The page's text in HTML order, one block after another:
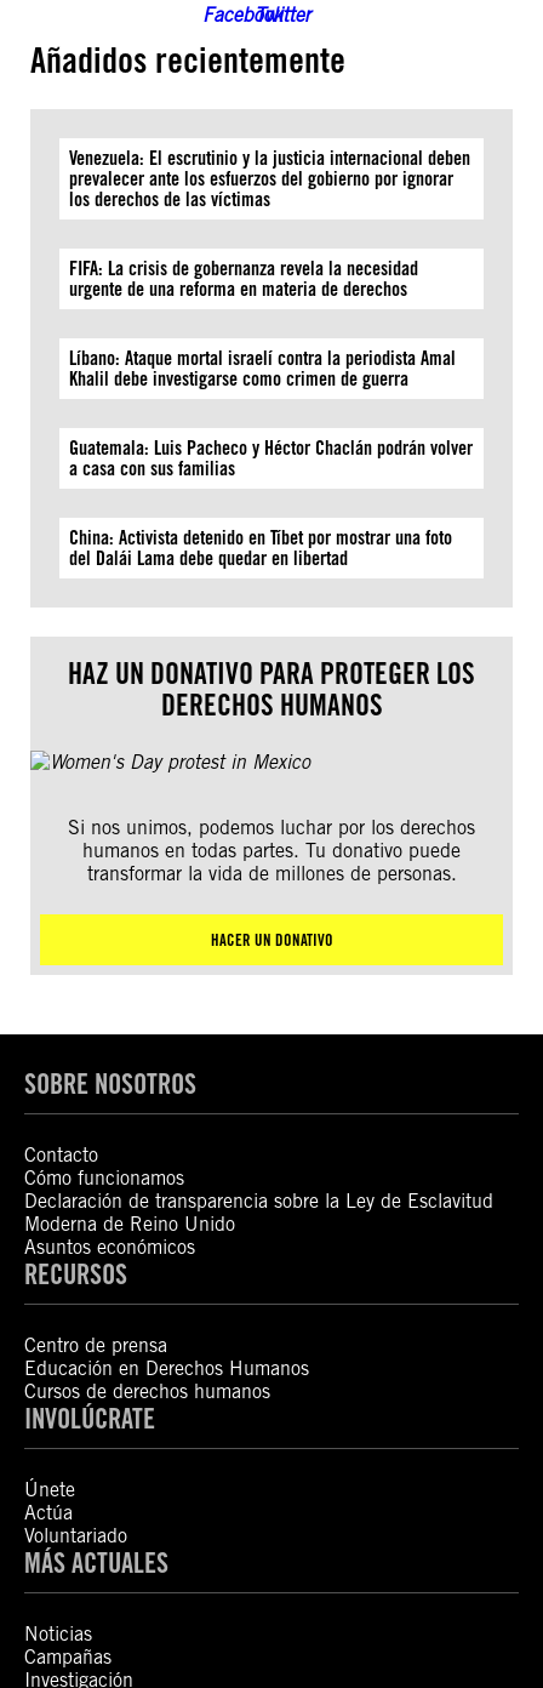
Añadidos recientemente
Venezuela: El escrutinio y la justicia internacional deben
prevalecer ante los esfuerzos del gobierno por ignorar
los derechos de las víctimas
FIFA: La crisis de gobernanza revela la necesidad
urgente de una reforma en materia de derechos
Líbano: Ataque mortal israelí contra la periodista Amal
Khalil debe investigarse como crimen de guerra
Guatemala: Luis Pacheco y Héctor Chaclán podrán volver
a casa con sus familias
China: Activista detenido en Tíbet por mostrar una foto
del Dalái Lama debe quedar en libertad
HAZ UN DONATIVO PARA PROTEGER LOS
DERECHOS HUMANOS
Si nos unimos, podemos luchar por los derechos
humanos en todas partes. Tu donativo puede
transformar la vida de millones de personas.
HACER UN DONATIVO
SOBRE NOSOTROS
Contacto
Cómo funcionamos
Declaración de transparencia sobre la Ley de Esclavitud
Moderna de Reino Unido
Asuntos económicos
RECURSOS
Centro de prensa
Educación en Derechos Humanos
Cursos de derechos humanos
INVOLÚCRATE
Únete
Actúa
Voluntariado
MÁS ACTUALES
Noticias
Campañas
Investigación